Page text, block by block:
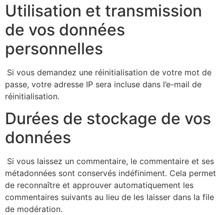
Utilisation et transmission
de vos données
personnelles
Si vous demandez une réinitialisation de votre mot de
passe, votre adresse IP sera incluse dans l’e-mail de
réinitialisation.
Durées de stockage de vos
données
Si vous laissez un commentaire, le commentaire et ses
métadonnées sont conservés indéfiniment. Cela permet
de reconnaître et approuver automatiquement les
commentaires suivants au lieu de les laisser dans la file
de modération.